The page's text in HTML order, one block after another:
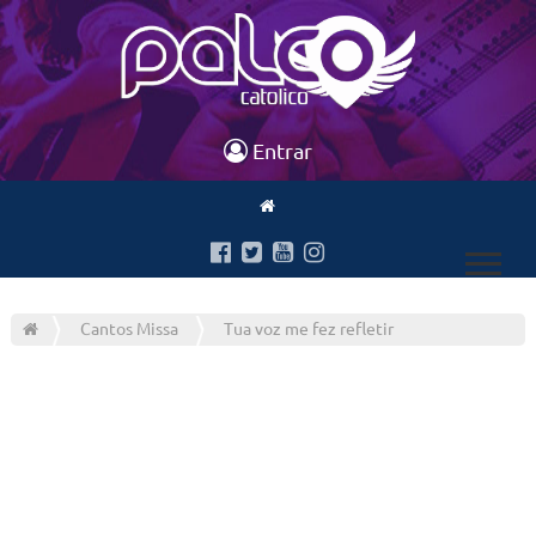
Entrar
Cantos Missa Tua voz me fez refletir